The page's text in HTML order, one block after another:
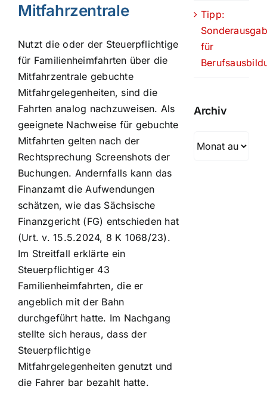
Mitfahrzentrale
Nutzt die oder der Steuerpflichtige
für Familienheimfahrten über die
Mitfahrzentrale gebuchte
Mitfahrgelegenheiten, sind die
Fahrten analog nachzuweisen. Als
geeignete Nachweise für gebuchte
Mitfahrten gelten nach der
Rechtsprechung Screenshots der
Buchungen. Andernfalls kann das
Finanzamt die Aufwendungen
schätzen, wie das Sächsische
Finanzgericht (FG) entschieden hat
(Urt. v. 15.5.2024, 8 K 1068/23).
Im Streitfall erklärte ein
Steuerpflichtiger 43
Familienheimfahrten, die er
angeblich mit der Bahn
durchgeführt hatte. Im Nachgang
stellte sich heraus, dass der
Steuerpflichtige
Mitfahrgelegenheiten genutzt und
die Fahrer bar bezahlt hatte.
Tipp:
für
Archiv